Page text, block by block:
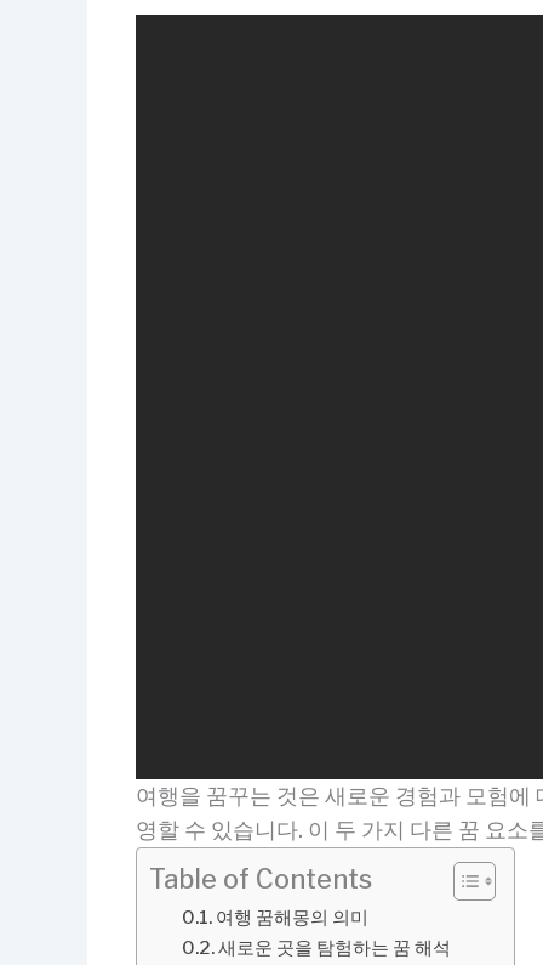
여행을 꿈꾸는 것은 새로운 경험과 모험
영할 수 있습니다. 이 두 가지 다른 꿈 요
Table of Contents
여행 꿈해몽의 의미
새로운 곳을 탐험하는 꿈 해석